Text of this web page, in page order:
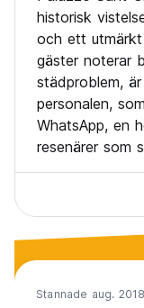
historisk
och ett
gäster noterar
städproblem,
personalen,
WhatsApp, en
resenärer som
Stannade aug. 2018